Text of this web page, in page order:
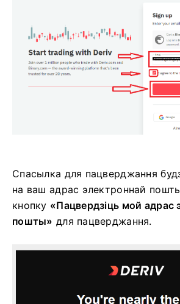
Спасылка для пацверджання
на ваш адрас электроннай
кнопку «Пацвердзіць мой адрас
пошты» для пацверджання.